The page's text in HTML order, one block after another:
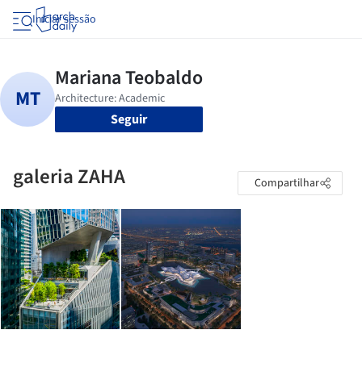
Iniciar sessão
Seguir
galeria ZAHA Compartilhar